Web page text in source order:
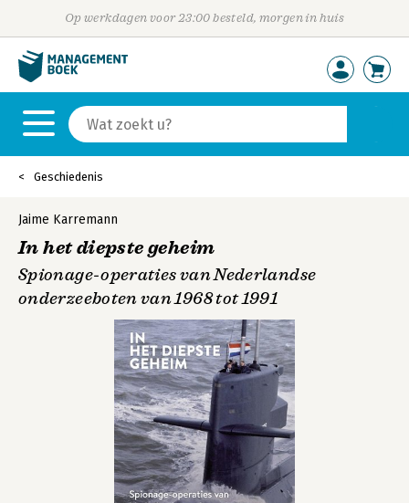
Op werkdagen voor 23:00 besteld, morgen in huis
Geschiedenis
Jaime Karremann
In het diepste geheim
Spionage-operaties van Nederlandse
onderzeeboten van 1968 tot 1991